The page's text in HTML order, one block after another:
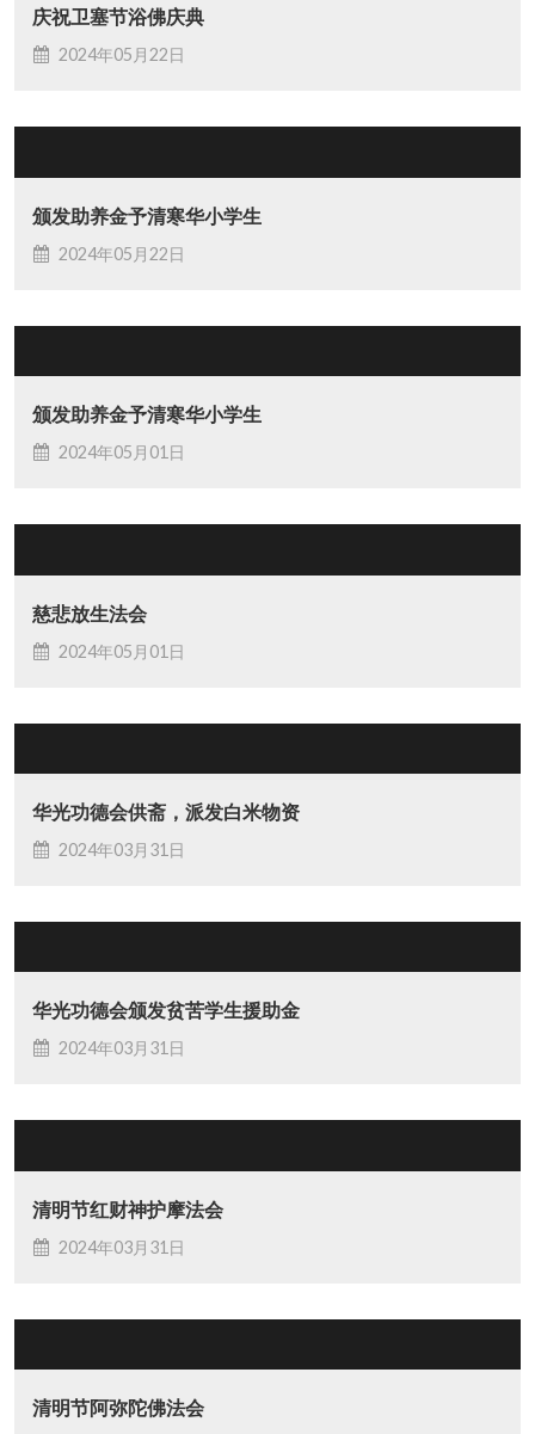
庆祝卫塞节浴佛庆典
2024年05月22日
颁发助养金予清寒华小学生
2024年05月22日
颁发助养金予清寒华小学生
2024年05月01日
慈悲放生法会
2024年05月01日
华光功德会供斋，派发白米物资
2024年03月31日
华光功德会颁发贫苦学生援助金
2024年03月31日
清明节红财神护摩法会
2024年03月31日
清明节阿弥陀佛法会